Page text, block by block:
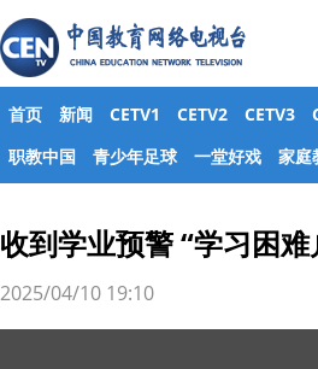
首页 新闻 CETV1 CETV2 CETV3
职教中国
青少年足球 一堂好戏 家庭
收到学业预警 “学习困难
2025/04/10 19:10